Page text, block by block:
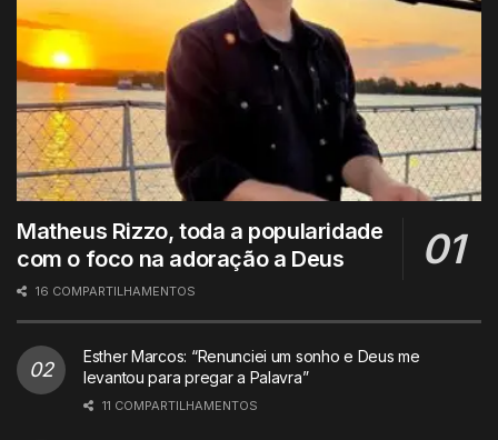
Matheus Rizzo, toda a popularidade
com o foco na adoração a Deus
16 COMPARTILHAMENTOS
Esther Marcos: “Renunciei um sonho e Deus me
levantou para pregar a Palavra”
11 COMPARTILHAMENTOS